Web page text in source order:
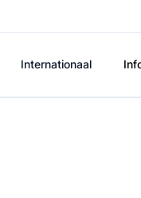
Internationaal